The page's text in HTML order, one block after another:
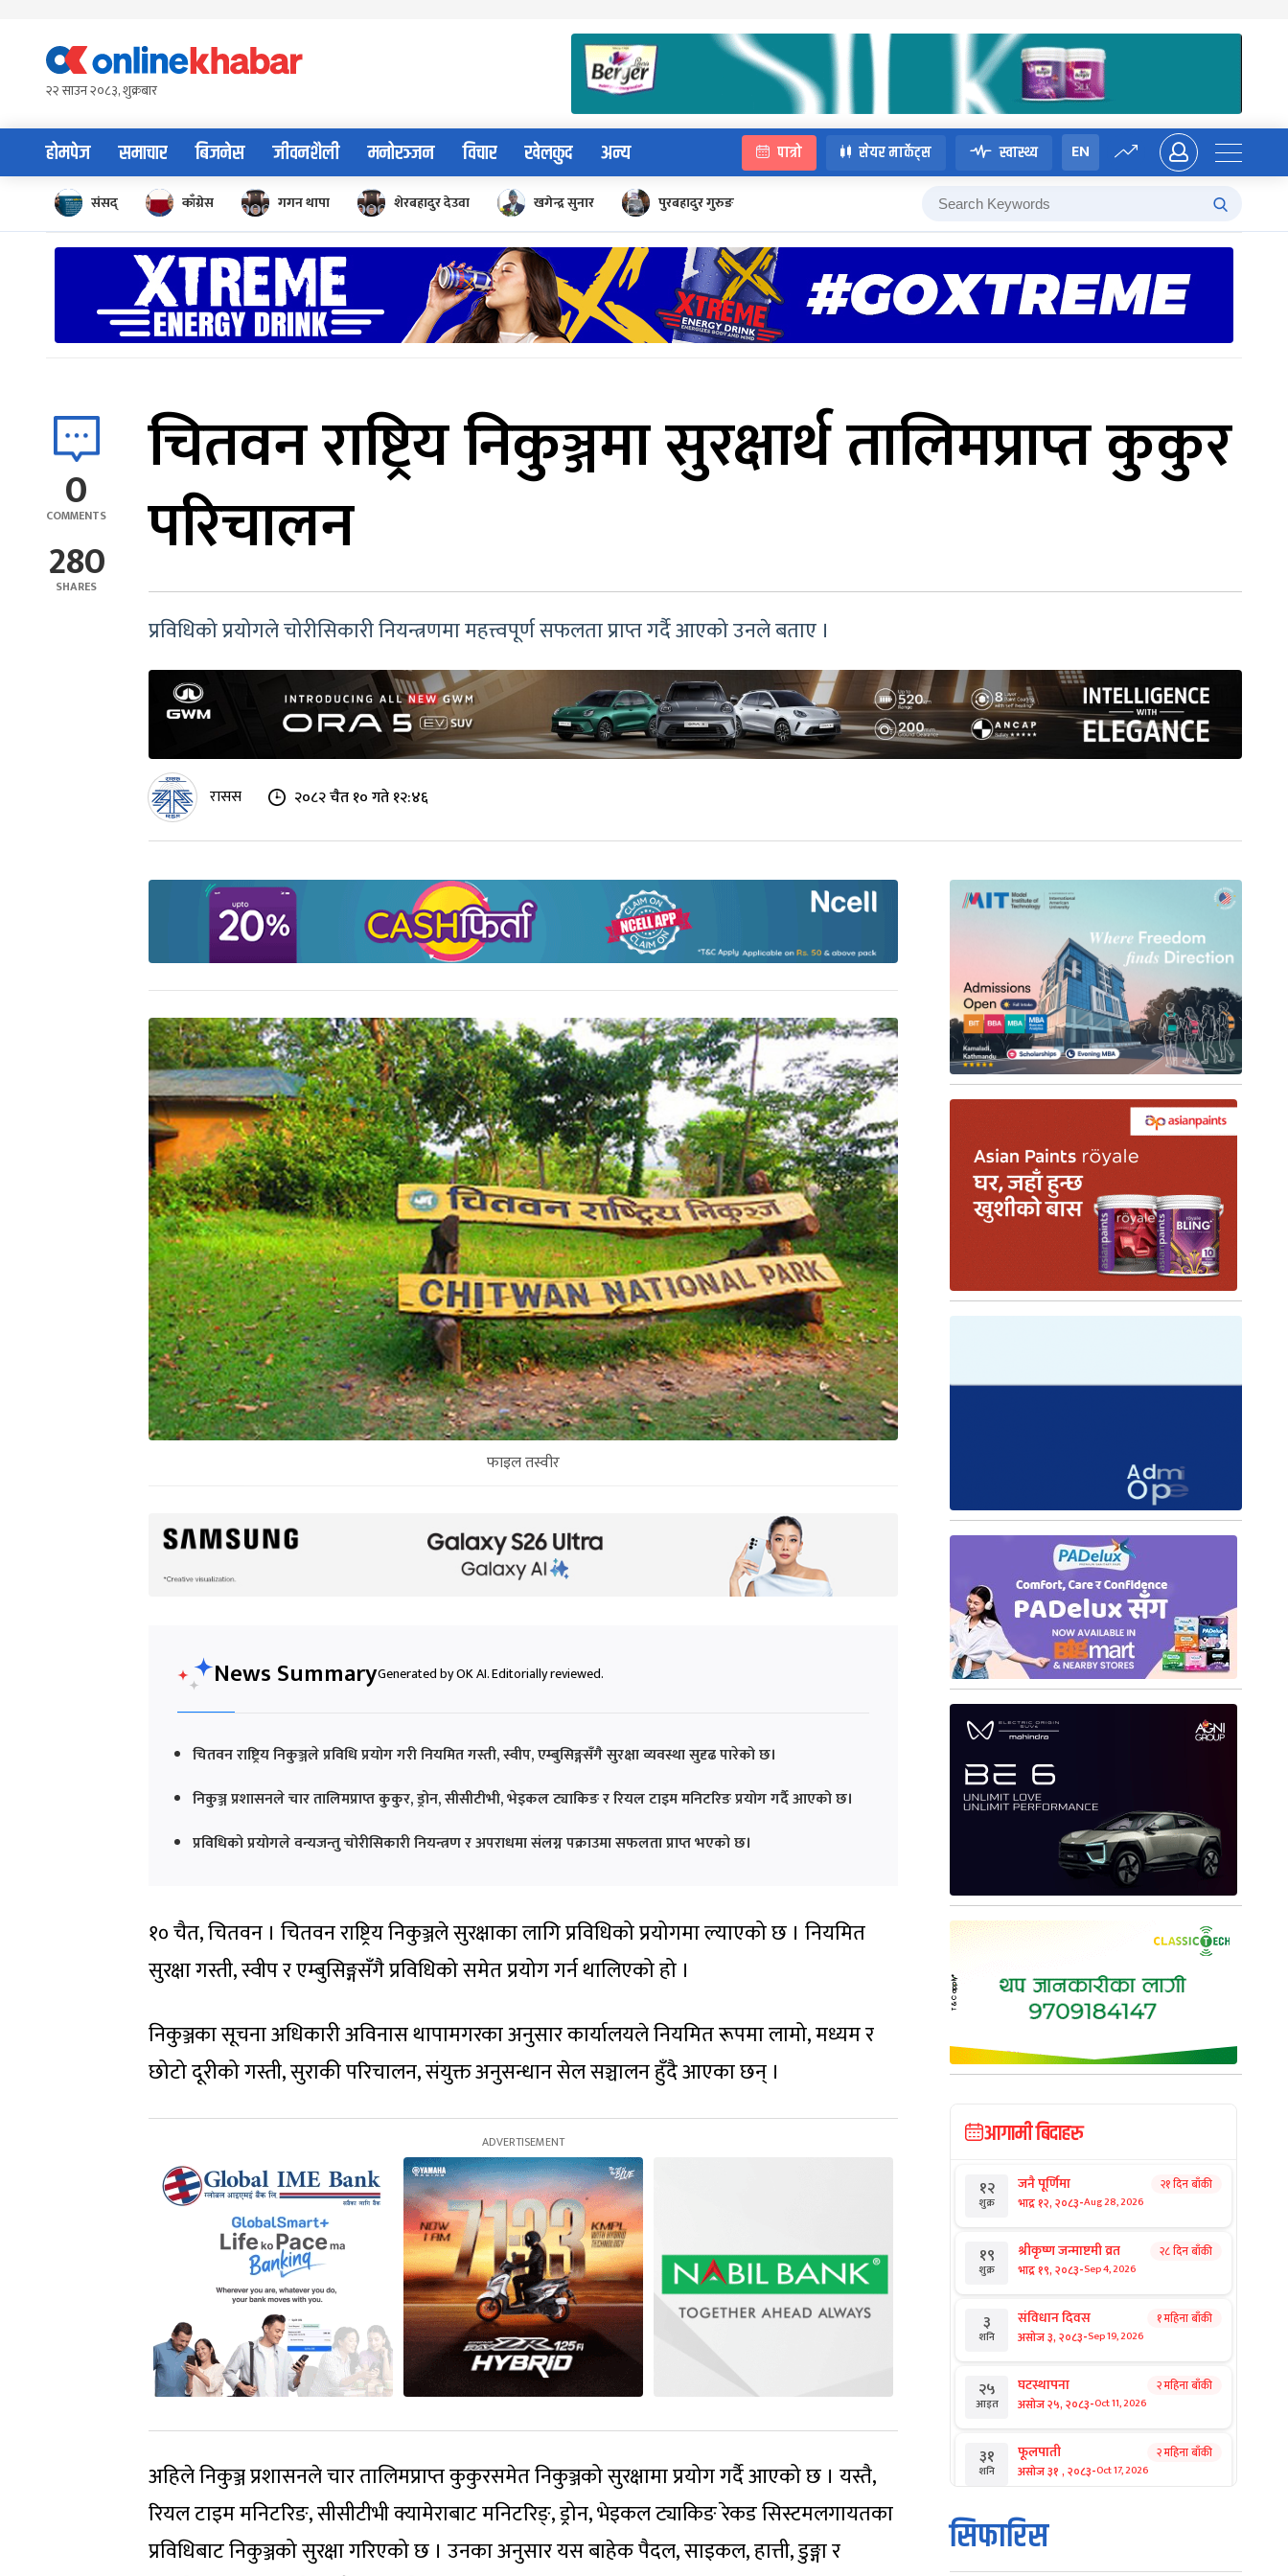
content२२ साउन २०८३, शुक्रबार
होमपेज समाचार बिजनेस जीवनशैली मनोरञ्जन विचार खेलकुद अन्य पात्रो सेयर मार्केट्स स्वास्थ्य EN
संसद् काँग्रेस गगन थापा शेरबहादुर देउवा खगेन्द्र सुनार पुरबहादुर गुरुङ
0
COMMENTS
280
SHARES
चितवन राष्ट्रिय निकुञ्जमा सुरक्षार्थ तालिमप्राप्त कुकुर
परिचालन
प्रविधिको प्रयोगले चोरीसिकारी नियन्त्रणमा महत्त्वपूर्ण सफलता प्राप्त गर्दै आएको उनले बताए ।
रासस २०८२ चैत १० गते १२:४६
फाइल तस्वीर
News SummaryGenerated by OK AI. Editorially reviewed.
चितवन राष्ट्रिय निकुञ्जले प्रविधि प्रयोग गरी नियमित गस्ती, स्वीप, एम्बुसिङ्गसँगै सुरक्षा व्यवस्था सुदृढ पारेको छ।
निकुञ्ज प्रशासनले चार तालिमप्राप्त कुकुर, ड्रोन, सीसीटीभी, भेइकल ट्याकिङ र रियल टाइम मनिटरिङ प्रयोग गर्दै आएको छ।
प्रविधिको प्रयोगले वन्यजन्तु चोरीसिकारी नियन्त्रण र अपराधमा संलग्न पक्राउमा सफलता प्राप्त भएको छ।
१० चैत, चितवन । चितवन राष्ट्रिय निकुञ्जले सुरक्षाका लागि प्रविधिको प्रयोगमा ल्याएको छ । नियमित
सुरक्षा गस्ती, स्वीप र एम्बुसिङ्गसँगै प्रविधिको समेत प्रयोग गर्न थालिएको हो ।
निकुञ्जका सूचना अधिकारी अविनास थापामगरका अनुसार कार्यालयले नियमित रूपमा लामो, मध्यम र
छोटो दूरीको गस्ती, सुराकी परिचालन, संयुक्त अनुसन्धान सेल सञ्चालन हुँदै आएका छन् ।
अहिले निकुञ्ज प्रशासनले चार तालिमप्राप्त कुकुरसमेत निकुञ्जको सुरक्षामा प्रयोग गर्दै आएको छ । यस्तै,
रियल टाइम मनिटरिङ, सीसीटीभी क्यामेराबाट मनिटरिङ्, ड्रोन, भेइकल ट्याकिङ रेकड सिस्टमलगायतका
प्रविधिबाट निकुञ्जको सुरक्षा गरिएको छ । उनका अनुसार यस बाहेक पैदल, साइकल, हात्ती, डुङ्गा र
आगामी बिदाहरु
१२
शुक्र
जनै पूर्णिमा
भाद्र १२, २०८३-Aug 28, 2026
२१ दिन बाँकी
१९
शुक्र
श्रीकृष्ण जन्माष्टमी व्रत
भाद्र १९, २०८३-Sep 4, 2026
२८ दिन बाँकी
३
शनि
संविधान दिवस
असोज ३, २०८३-Sep 19, 2026
१ महिना बाँकी
२५
आइत
घटस्थापना
असोज २५, २०८३-Oct 11, 2026
२ महिना बाँकी
३१
शनि
फूलपाती
असोज ३१ , २०८३-Oct 17, 2026
२ महिना बाँकी
१
आइत
कार्तिक सङ्क्रान्ति
कार्तिक १, २०८३
सिफारिस